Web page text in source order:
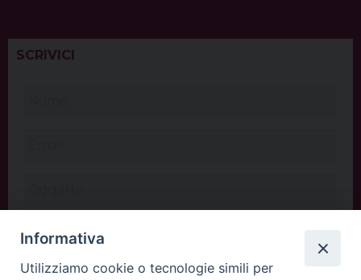
SCRIVICI
Informativa
Utilizziamo cookie o tecnologie simili per